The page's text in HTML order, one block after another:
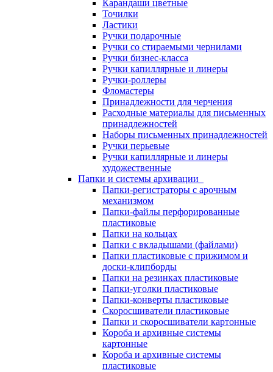
Карандаши цветные
Точилки
Ластики
Ручки подарочные
Ручки со стираемыми чернилами
Ручки бизнес-класса
Ручки капиллярные и линеры
Ручки-роллеры
Фломастеры
Принадлежности для черчения
Расходные материалы для письменных
принадлежностей
Наборы письменных принадлежностей
Ручки перьевые
Ручки капиллярные и линеры
художественные
Папки и системы архивации
Папки-регистраторы с арочным
механизмом
Папки-файлы перфорированные
пластиковые
Папки на кольцах
Папки с вкладышами (файлами)
Папки пластиковые с прижимом и
доски-клипборды
Папки на резинках пластиковые
Папки-уголки пластиковые
Папки-конверты пластиковые
Скоросшиватели пластиковые
Папки и скоросшиватели картонные
Короба и архивные системы
картонные
Короба и архивные системы
пластиковые